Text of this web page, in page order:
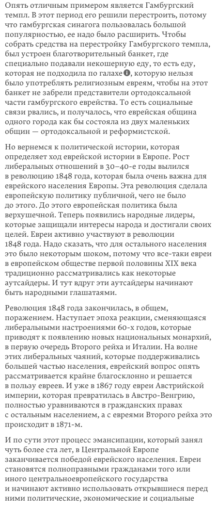
Опять отличным примером является Гамбургский
темпл. В этот период его решили перестроить, потому
что гамбургская синагога пользовалась большой
популярностью, ее надо было расширить. Чтобы
собрать средства на перестройку Гамбургского темпла,
был устроен благотворительный банкет, где
специально подавали некошерную еду, то есть еду,
которая не подходила по галахе
, которую нельзя
было употреблять религиозным евреям, чтобы на этот
банкет не забрели представители ортодоксальной
части гамбургского еврейства. То есть социальные
связи рвались, и получалось, что еврейская община
одного города как бы состояла из двух маленьких
общин — ортодоксальной и реформистской.
Но вернемся к политической истории, которая
определяет ход еврейской истории в Европе. Рост
либеральных отношений в 30–40-е годы вылился
в революцию 1848 года, которая была очень важна для
еврейского населения Европы. Эта революция сделала
европейскую политику публичной, чего не было
до этого. До этого европейская политика была
верхушечной. Теперь появились народные лидеры,
которые защищали интересы народа и достигали своих
целей. Евреи активно участвуют в революции
1848 года. Надо сказать, что для остального населения
это было некоторым шоком, потому что все-таки евреи
в европейском обществе первой половины XIX века
традиционно рассматривались как некоторые
аутсайдеры. И тут вдруг эти аутсайдеры начинают
быть народными глашатаями.
Революция 1848 года закончилась, в общем,
поражением. Наступает эпоха реакции, сменяющаяся
либеральными настроениями 60-х годов, которые
приводят к появлению новых национальных монархий,
в первую очередь Второго рейха и Италии. На волне
этих либеральных чаяний, которые поддерживались
большей частью населения, еврейский вопрос опять
рассматривается крайне благосклонно и решается
в пользу евреев. И уже в 1867 году евреи Австрийской
империи, которая превратилась в Австро-Венгрию,
полностью уравниваются в гражданских правах
с остальным населением, а с евреями Второго рейха это
происходит в 1871-м.
И по сути этот процесс эмансипации, который занял
чуть более ста лет, в Центральной Европе
заканчивается победой еврейского населения. Евреи
становятся полноправными гражданами того или
иного центральноевропейского государства
и начинают активно использовать открывшиеся перед
ними политические, экономические и социальные